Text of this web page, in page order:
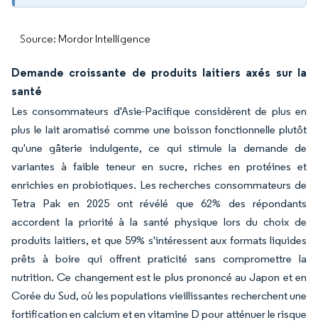
Source: Mordor Intelligence
Demande croissante de produits laitiers axés sur la
santé
Les consommateurs d'Asie-Pacifique considèrent de plus en
plus le lait aromatisé comme une boisson fonctionnelle plutôt
qu'une gâterie indulgente, ce qui stimule la demande de
variantes à faible teneur en sucre, riches en protéines et
enrichies en probiotiques. Les recherches consommateurs de
Tetra Pak en 2025 ont révélé que 62% des répondants
accordent la priorité à la santé physique lors du choix de
produits laitiers, et que 59% s'intéressent aux formats liquides
prêts à boire qui offrent praticité sans compromettre la
nutrition. Ce changement est le plus prononcé au Japon et en
Corée du Sud, où les populations vieillissantes recherchent une
fortification en calcium et en vitamine D pour atténuer le risque